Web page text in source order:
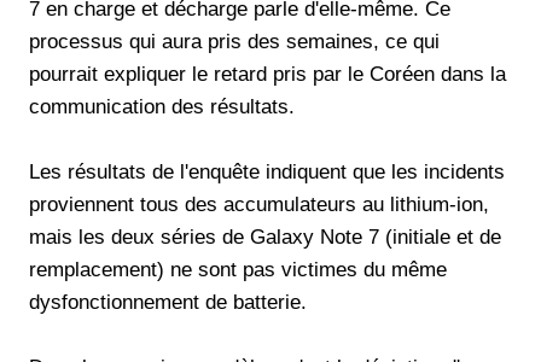
7 en charge et décharge parle d'elle-même. Ce
processus qui aura pris des semaines, ce qui
pourrait expliquer le retard pris par le Coréen dans la
communication des résultats.
Les résultats de l'enquête indiquent que les incidents
proviennent tous des accumulateurs au lithium-ion,
mais les deux séries de Galaxy Note 7 (initiale et de
remplacement) ne sont pas victimes du même
dysfonctionnement de batterie.